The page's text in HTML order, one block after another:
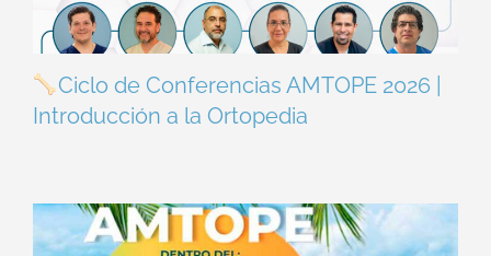
Ciclo de Conferencias AMTOPE 2026 |
Introducción a la Ortopedia